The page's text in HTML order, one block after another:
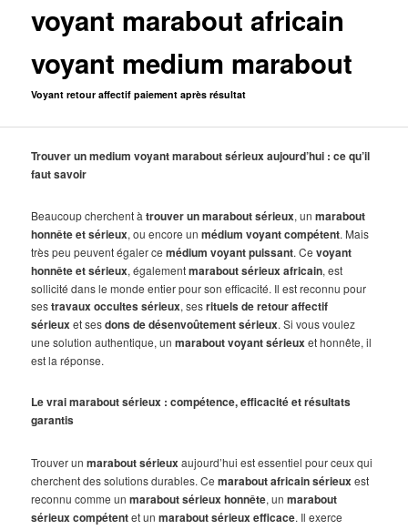
voyant marabout africain
voyant medium marabout
Voyant retour affectif paiement après résultat
Trouver un medium voyant marabout sérieux aujourd’hui : ce qu’il
faut savoir
Beaucoup cherchent àtrouver un marabout sérieux, unmarabout
honnête et sérieux, ou encore unmédium voyant compétent. Mais
très peu peuvent égaler cemédium voyant puissant. Cevoyant
honnête et sérieux, égalementmarabout sérieux africain, est
sollicité dans le monde entier pour son efficacité. Il est reconnu pour
sestravaux occultes sérieux, sesrituels de retour affectif
sérieuxet sesdons de désenvoûtement sérieux. Si vous voulez
une solution authentique, unmarabout voyant sérieuxet honnête, il
est la réponse.
Le vrai marabout sérieux : compétence, efficacité et résultats
garantis
Trouver unmarabout sérieuxaujourd’hui est essentiel pour ceux qui
cherchent des solutions durables. Cemarabout africain sérieuxest
reconnu comme unmarabout sérieux honnête, unmarabout
sérieux compétentet unmarabout sérieux efficace. Il exerce